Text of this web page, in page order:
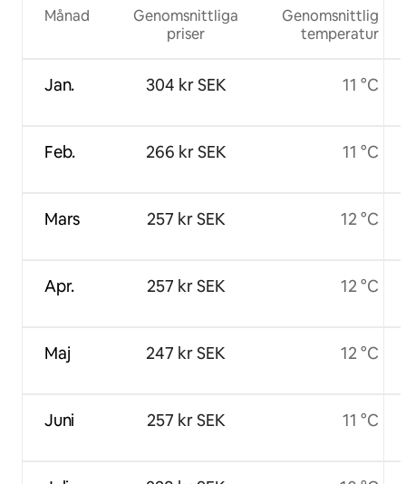
Månad
Jan.
Feb.
Mars
Apr.
Maj
Juni
Genomsnittliga
priser
304 kr SEK
266 kr SEK
257 kr SEK
257 kr SEK
247 kr SEK
257 kr SEK
Genomsnittlig
temperatur
11 °C
11 °C
12 °C
12 °C
12 °C
11 °C